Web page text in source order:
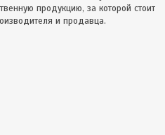
продукцию, за которой стоит
и продавца.